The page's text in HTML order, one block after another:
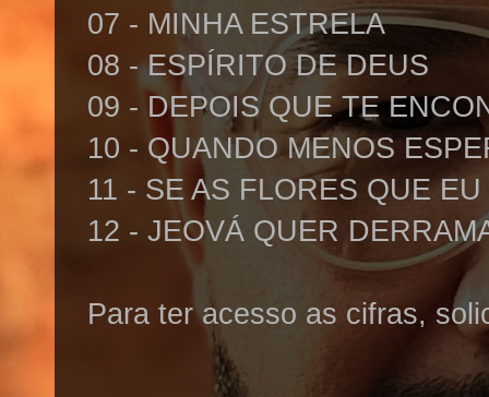
07 - MINHA ESTRELA
08 - ESPÍRITO DE DEUS
09 - DEPOIS QUE TE
10 - QUANDO MENOS
11 - SE AS FLORES QUE
12 - JEOVÁ QUER
Para ter acesso as cifras,